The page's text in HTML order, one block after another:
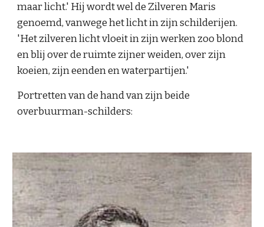
maar licht.' Hij wordt wel de Zilveren Maris
genoemd, vanwege het licht in zijn schilderijen.
'Het zilveren licht vloeit in zijn werken zoo blond
en blij over de ruimte zijner weiden, over zijn
koeien, zijn eenden en waterpartijen.'
Portretten van de hand van zijn beide
overbuurman-schilders: